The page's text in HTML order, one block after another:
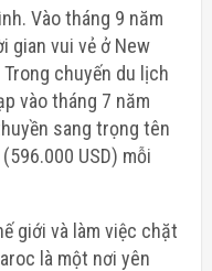
Vào tháng 9 năm
gian vui vẻ ở New
chuyến du lịch
vào tháng 7 năm
sang trọng tên
USD) mỗi
giới và làm việc chặt
là một nơi yên